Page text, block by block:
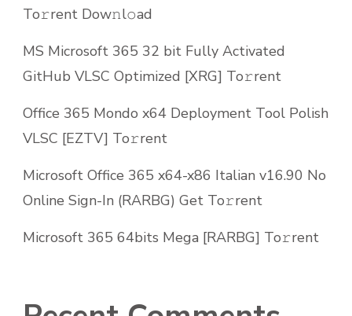
To𝚛rent Dow𝚗l𝚘ad
MS Microsoft 365 32 bit Fully Activated
GitHub VLSC Optimized [XRG] To𝚛rent
Office 365 Mondo x64 Deployment Tool Polish
VLSC [EZTV] To𝚛rent
Microsoft Office 365 x64-x86 Italian v16.90 No
Online Sign-In (RARBG) Get To𝚛rent
Microsoft 365 64bits Mega [RARBG] To𝚛rent